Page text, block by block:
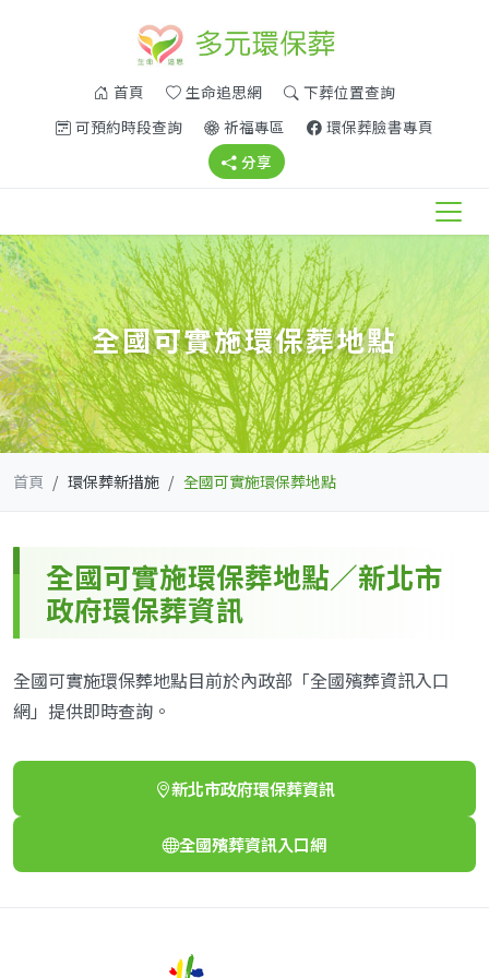
首頁 生命追思網(另開新視窗)下葬位置查詢(另開新視窗)
可預約時段查詢(另開新視窗)
祈福專區 (另開新視窗)
環保葬臉書專頁
分享 (另開新視窗)
全國可實施環保葬地點
首頁 環保葬新措施 全國可實施環保葬地點
全國可實施環保葬地點／新北市
政府環保葬資訊
全國可實施環保葬地點目前於內政部「全國殯葬資訊入口
網」提供即時查詢。
新北市政府環保葬資訊
(另開新視窗)
全國殯葬資訊入口網
(另開新視窗)